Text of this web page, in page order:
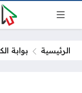
الرئيسية بوابة